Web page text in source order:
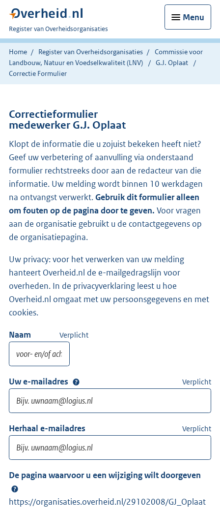
Menu
U
bent
nu
hier:
Register van Overheidsorganisaties
Home Register van Overheidsorganisaties
Commissie voor
Landbouw, Natuur en Voedselkwaliteit (LNV)
G.J. Oplaat
Correctie Formulier
Correctieformulier
medewerker G.J. Oplaat
Klopt de informatie die u zojuist bekeken heeft niet?
Geef uw verbetering of aanvulling via onderstaand
formulier rechtstreeks door aan de redacteur van die
informatie. Uw melding wordt binnen 10 werkdagen
na ontvangst verwerkt.Gebruik dit formulier alleen
om fouten op de pagina door te geven. Voor vragen
aan de organisatie gebruikt u de contactgegevens op
de organisatiepagina.
Uw privacy: voor het verwerken van uw melding
hanteert Overheid.nl de e-mailgedragslijn voor
overheden. In de privacyverklaring leest u hoe
Overheid.nl omgaat met uw persoonsgegevens en met
cookies.
Naam Verplicht
Uw e-mailadres Verplicht
Herhaal e-mailadres Verplicht
De pagina waarvoor u een wijziging wilt doorgeven
https://organisaties.overheid.nl/29102008/GJ_Oplaat